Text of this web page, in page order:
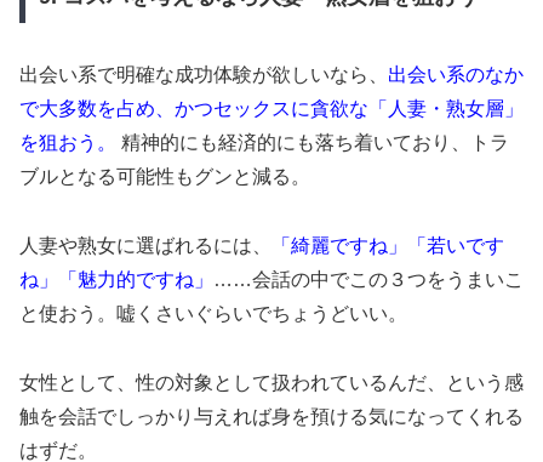
出会い系で明確な成功体験が欲しいなら、 出会い系のなか
で大多数を占め、かつセックスに貪欲な「人妻・熟女層」
を狙おう。
精神的にも経済的にも落ち着いており、トラ
ブルとなる可能性もグンと減る。
人妻や熟女に選ばれるには、
「綺麗ですね」「若いです
ね」「魅力的ですね」
……会話の中でこの３つをうまいこ
と使おう。嘘くさいぐらいでちょうどいい。
女性として、性の対象として扱われているんだ、という感
触を会話でしっかり与えれば身を預ける気になってくれる
はずだ。